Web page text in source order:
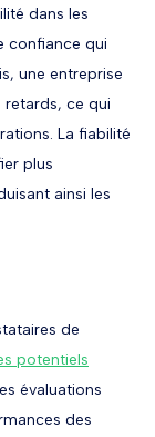
dans les
confiance qui
une entreprise
retards, ce qui
La fiabilité
plus
ainsi les
de
potentiels
évaluations
des